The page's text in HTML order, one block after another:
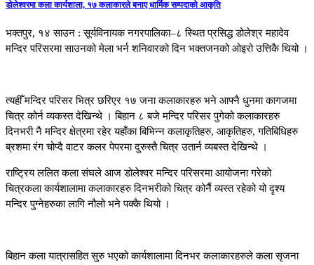
डोलेश्वरमा कला कार्यशाला, १७ कलाकारले बनाए धार्मिक सम्पदाको आकृति
भक्तपुर, १४ साउन : सूर्यविनायक नगरपालिका–८ स्थित प्रसिद्ध डोलेश्र महादेव
मन्दिर परिसरमा साउनको मेला भर्न शनिवारको दिन भक्तजनको ओइरो उत्तिकै थियो ।
त्यहीँ मन्दिर परिसर भित्र छरिएर १७ जना कलाकारहरु भने आफ्नै धुनमा कागजमा
चित्र कोर्न व्यकस्त देखिन्थे । बिहान ८ बजे मन्दिर परिसर पुगेको कलाकारहरु
दिनभरी नै मन्दिर क्षेत्रमा रहेर यहाँका बिभिन्न कलाकृतिहरु, आकृतिहरु, गतिबिधिहरु
ब्रशमा रंग चोप्दै वाटर कलर पेपरमा दुरुस्तै चित्र उतार्न व्यबस्त देखिन्थे ।
राष्ट्रिय ललित कला संघले आज डोलेश्वर मन्दिर परिसरमा आयोजना गरेको
चित्रकला कार्यशालामा कलाकारहरु दिनभरीको चित्र कोर्नै व्यस्त रहेको यो दृश्य
मन्दिर पुग्नेहरुका लागि नौलो भने पक्कै थियो ।
बिहान कला यात्रासहित सुरु भएको कार्यशालामा दिनभर कलाकारहरुले कला सृजना